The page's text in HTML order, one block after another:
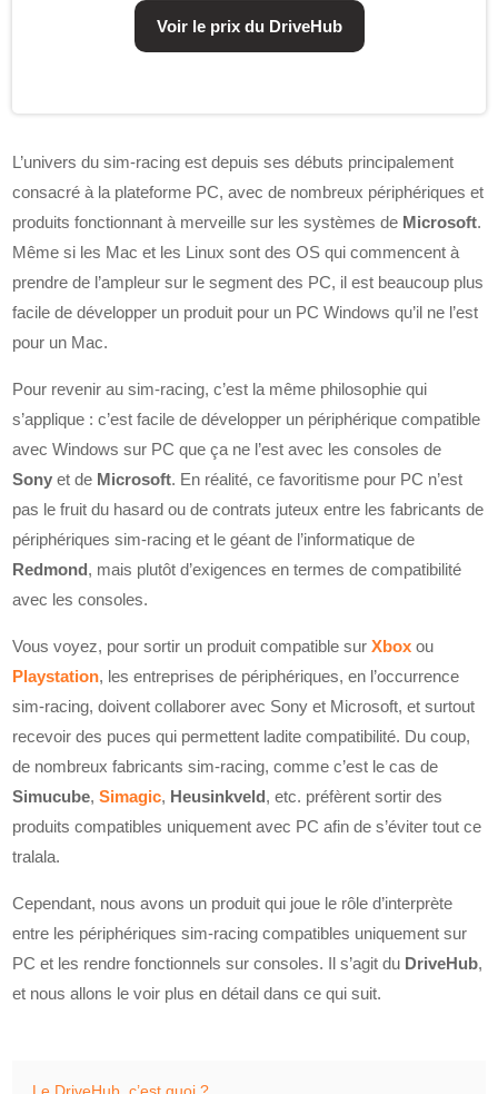
Voir le prix du DriveHub
L’univers du sim-racing est depuis ses débuts principalement
consacré à la plateforme PC, avec de nombreux périphériques et
produits fonctionnant à merveille sur les systèmes de Microsoft.
Même si les Mac et les Linux sont des OS qui commencent à
prendre de l’ampleur sur le segment des PC, il est beaucoup plus
facile de développer un produit pour un PC Windows qu’il ne l’est
pour un Mac.
Pour revenir au sim-racing, c’est la même philosophie qui
s’applique : c’est facile de développer un périphérique compatible
avec Windows sur PC que ça ne l’est avec les consoles de
Sony et de Microsoft. En réalité, ce favoritisme pour PC n’est
pas le fruit du hasard ou de contrats juteux entre les fabricants de
périphériques sim-racing et le géant de l’informatique de
Redmond, mais plutôt d’exigences en termes de compatibilité
avec les consoles.
Vous voyez, pour sortir un produit compatible surXbox ou
Playstation, les entreprises de périphériques, en l’occurrence
sim-racing, doivent collaborer avec Sony et Microsoft, et surtout
recevoir des puces qui permettent ladite compatibilité. Du coup,
de nombreux fabricants sim-racing, comme c’est le cas de
Simucube,Simagic, Heusinkveld, etc. préfèrent sortir des
produits compatibles uniquement avec PC afin de s’éviter tout ce
tralala.
Cependant, nous avons un produit qui joue le rôle d’interprète
entre les périphériques sim-racing compatibles uniquement sur
PC et les rendre fonctionnels sur consoles. Il s’agit du DriveHub,
et nous allons le voir plus en détail dans ce qui suit.